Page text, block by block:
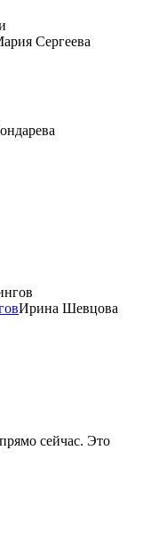
Сергеева
Ирина Шевцова
сейчас. Это